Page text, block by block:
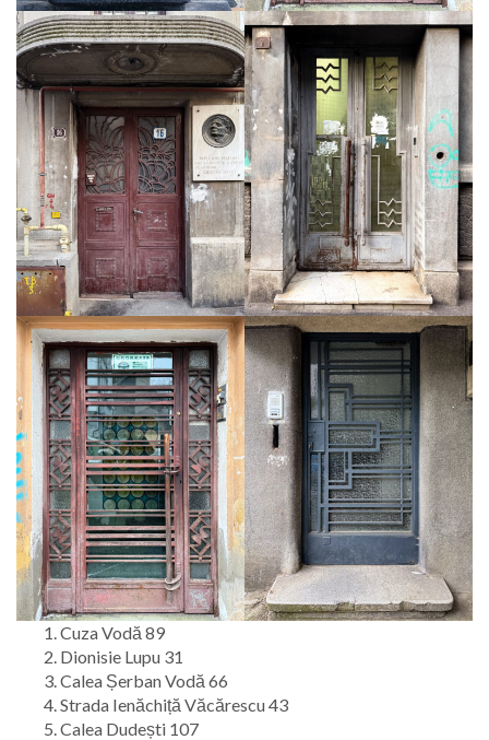
Cuza Vodă 89
Dionisie Lupu 31
Calea Șerban Vodă 66
Strada Ienăchiță Văcărescu 43
Calea Dudești 107